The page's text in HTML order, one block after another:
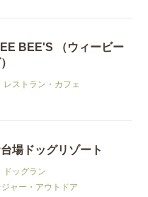
BEE'S （ウィービー
レストラン・カフェ
場ドッグリゾート
ドッグラン
ジャー・アウトドア